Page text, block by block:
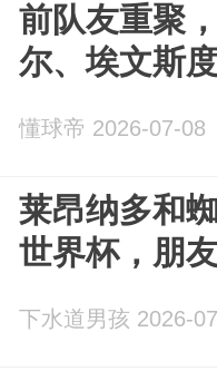
前队友重聚
尔、埃文斯
懂球帝 2026-07-08
莱昂纳多和
世界杯，朋
下水道男孩 2026-